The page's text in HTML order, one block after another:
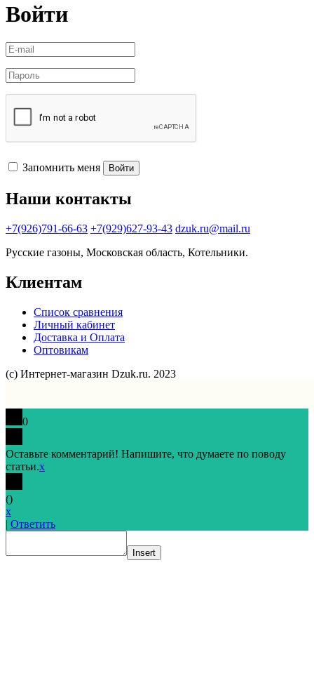
Войти
Запомнить меня Войти
Наши контакты
+7(926)791-66-63 +7(929)627-93-43 dzuk.ru@mail.ru
Русские газоны, Московская область, Котельники.
Клиентам
Список сравнения
Личный кабинет
Доставка и Оплата
Оптовикам
(с) Интернет-магазин Dzuk.ru. 2023
0
Оставьте комментарий! Напишите, что думаете по поводу
статьи.x
()
x
| Ответить
Insert